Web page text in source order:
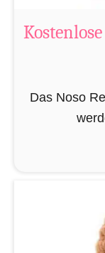
Das Noso
sein Cousin